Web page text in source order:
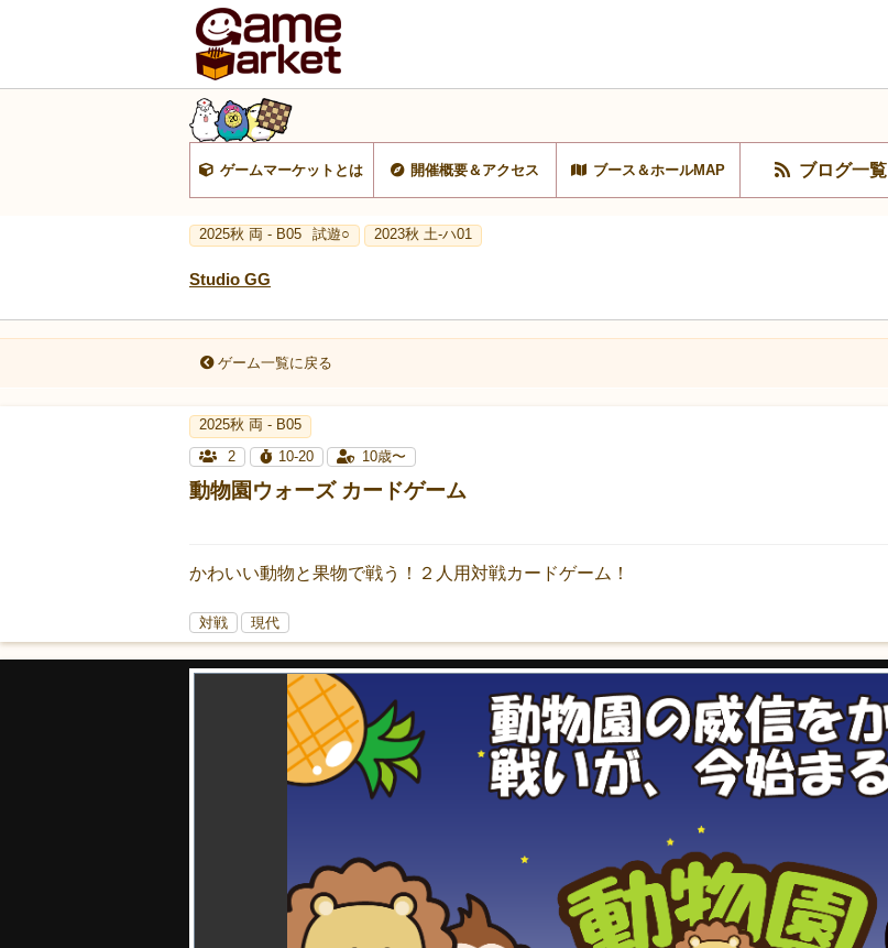
ゲームマーケットとは 開催概要＆アクセス ブース＆ホールMAP ブログ一覧
2025秋 両 - B05 試遊○ 2023秋 土-ハ01
Studio GG
ゲーム一覧に戻る
2025秋 両 - B05
2
10-20 10歳〜
動物園ウォーズ カードゲーム
かわいい動物と果物で戦う！２人用対戦カードゲーム！
対戦 現代